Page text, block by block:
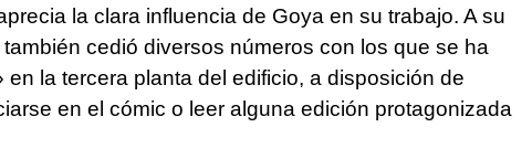
la clara influencia de Goya en su trabajo. A su
cedió diversos números con los que se ha
en la tercera planta del edificio, a disposición de
en el cómic o leer alguna edición protagonizada